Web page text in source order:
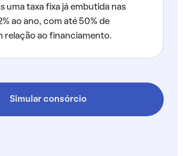
uma taxa fixa já embutida nas
ao ano, com até 50% de
relação ao financiamento.
Simular consórcio